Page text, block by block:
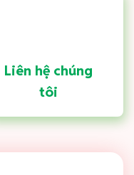
Liên hệ chúng
tôi